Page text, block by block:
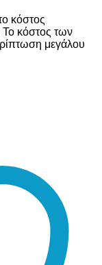
κόστος
Το κόστος των
μεγάλου